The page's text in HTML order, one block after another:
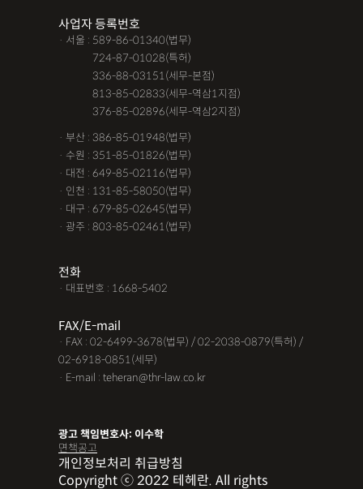
사업자 등록번호
· 서울 : 589-86-01340(법무)
724-87-01028(특허)
336-88-03151(세무-본점)
813-85-02833(세무-역삼1지점)
376-85-02896(세무-역삼2지점)
· 부산 : 386-85-01948(법무)
· 수원 : 351-85-01826(법무)
· 대전 : 649-85-02116(법무)
· 인천 : 131-85-58050(법무)
· 대구 : 679-85-02645(법무)
· 광주 : 803-85-02461(법무)
전화
· 대표번호 : 1668-5402
FAX/E-mail
· FAX : 02-6499-3678(법무) / 02-2038-0879(특허) /
02-6918-0851(세무)
· E-mail : teheran@thr-law.co.kr
광고 책임변호사: 이수학
면책공고
개인정보처리 취급방침
Copyright ⓒ 2022 테헤란. All rights